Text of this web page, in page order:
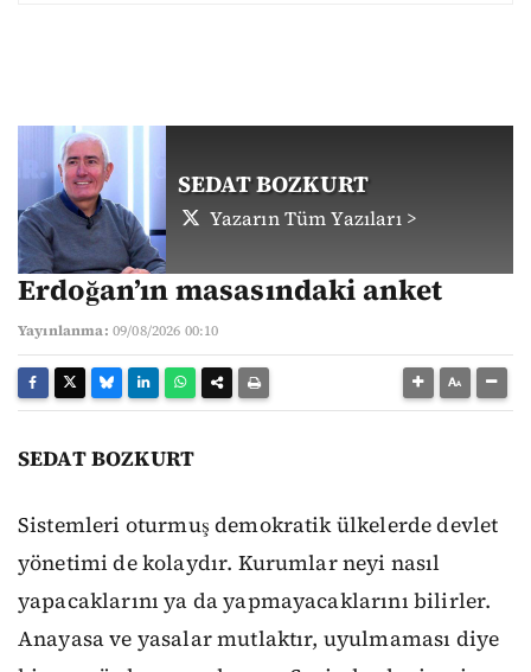
SEDAT BOZKURT
Yazarın Tüm Yazıları >
Erdoğan’ın masasındaki anket
Yayınlanma: 09/08/2026 00:10
SEDAT BOZKURT
Sistemleri oturmuş demokratik ülkelerde devlet
yönetimi de kolaydır. Kurumlar neyi nasıl
yapacaklarını ya da yapmayacaklarını bilirler.
Anayasa ve yasalar mutlaktır, uyulmaması diye